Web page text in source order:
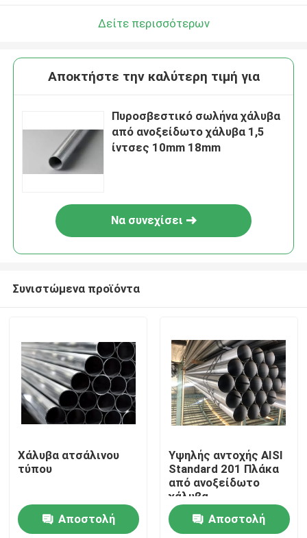
Σπίτι
Βίντεο
Δείτε περισσότερων
Αποκτήστε την καλύτερη τιμή για
Πυροσβεστικό σωλήνα χάλυβα
από ανοξείδωτο χάλυβα 1,5
ίντσες 10mm 18mm
Να συνεχίσει
Συνιστώμενα προϊόντα
Χάλυβα ατσάλινου
τύπου
Αποστολή
Υψηλής αντοχής AISI
Standard 201 Πλάκα
από ανοξείδωτο
χάλυβα
Προσαρμόσιμο μήκος
Ανθεκτική στη
Αποστολή